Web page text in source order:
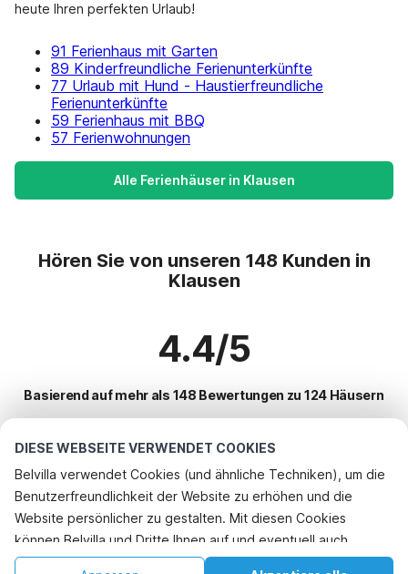
DIESE WEBSEITE VERWENDET COOKIES
Belvilla verwendet Cookies (und ähnliche Techniken), um die
Benutzerfreundlichkeit der Website zu erhöhen und die
Website persönlicher zu gestalten. Mit diesen Cookies
können Belvilla und Dritte Ihnen auf und eventuell auch
außerhalb unserer Website folgen, um Werbung Ihren
heute Ihren perfekten Urlaub!
91 Ferienhaus mit Garten
89 Kinderfreundliche Ferienunterkünfte
77 Urlaub mit Hund - Haustierfreundliche
Ferienunterkünfte
59 Ferienhaus mit BBQ
57 Ferienwohnungen
Alle Ferienhäuser in Klausen
Hören Sie von unseren 148 Kunden in
Klausen
4.4/5
Basierend auf mehr als 148 Bewertungen zu 124 Häusern
Beliebteste Reiseziele für Urlaub
Top-Städte mit Top-Annehmlichkeiten für den Urlaub
Kinderfreundliche Ferienunterkünfte bleialf
Kinderfreundliche Ferienunterkünfte oberlascheid
Beliebte Ausstattungen für Urlaub in Klausen
Ferienhaus mit Garten